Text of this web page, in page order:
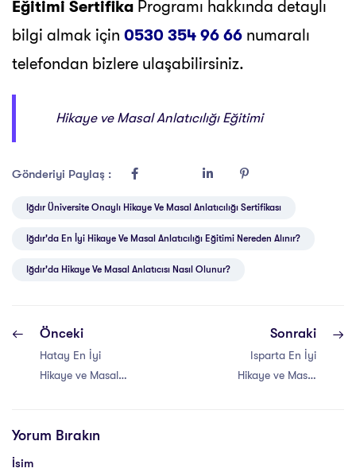
Eğitimi Sertifika Programı hakkında detaylı
bilgi almak için 0530 354 96 66 numaralı
telefondan bizlere ulaşabilirsiniz.
Hikaye ve Masal Anlatıcılığı Eğitimi
Gönderiyi Paylaş :
Iğdır Üniversite Onaylı Hikaye Ve Masal Anlatıcılığı Sertifikası
Iğdır'da En İyi Hikaye Ve Masal Anlatıcılığı Eğitimi Nereden Alınır?
Iğdır'da Hikaye Ve Masal Anlatıcısı Nasıl Olunur?
Önceki
Hatay En İyi
Hikaye ve Masal
Sonraki
Isparta En İyi
Hikaye ve Masal
Yorum Bırakın
İsim